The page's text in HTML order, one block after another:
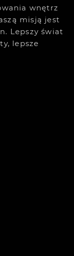
wnętrz
misją jest
Lepszy świat
lepsze